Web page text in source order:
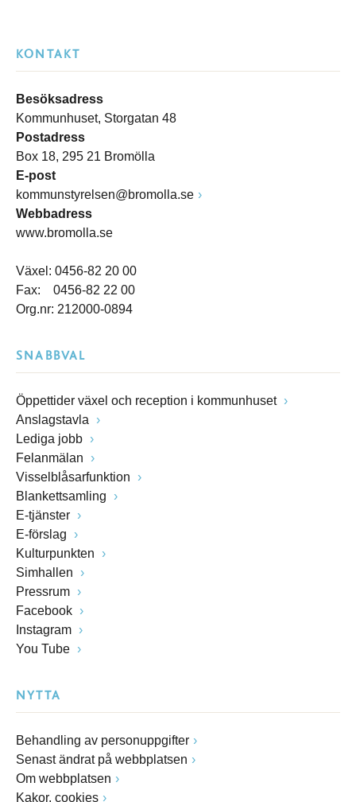
KONTAKT
Besöksadress
Kommunhuset, Storgatan 48
Postadress
Box 18, 295 21 Bromölla
E-post
kommunstyrelsen@bromolla.se
Webbadress
www.bromolla.se
Växel: 0456-82 20 00
Fax: 0456-82 22 00
Org.nr: 212000-0894
SNABBVAL
Öppettider växel och reception i kommunhuset
Anslagstavla
Lediga jobb
Felanmälan
Visselblåsarfunktion
Blankettsamling
E-tjänster
E-förslag
Kulturpunkten
Simhallen
Pressrum
Facebook
Instagram
You Tube
NYTTA
Behandling av personuppgifter
Senast ändrat på webbplatsen
Om webbplatsen
Kakor, cookies